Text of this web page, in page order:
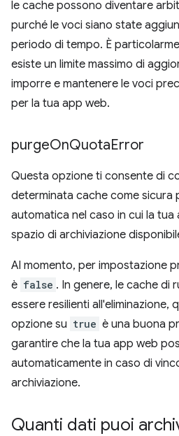
le cache possono diventare
purché le voci siano state
periodo di tempo. È
esiste un limite massimo di
imporre e mantenere le voci
per la tua app web.
purgeOnQuotaError
Questa opzione ti consente di
determinata cache come sicura
automatica nel caso in cui la tua
spazio di archiviazione
Al momento, per impostazione
è false . In genere, le cache di
essere resilienti all'eliminazione,
opzione su true è una buona
garantire che la tua app web
automaticamente in caso di
archiviazione.
Quanti dati puoi